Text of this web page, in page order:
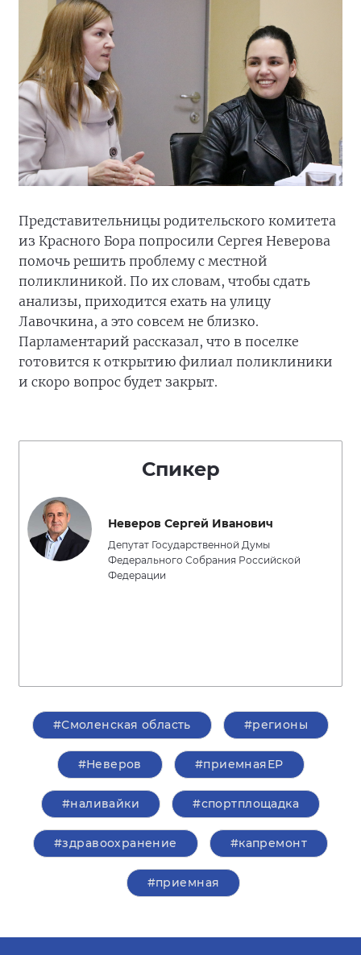
Представительницы родительского комитета
из Красного Бора попросили Сергея Неверова
помочь решить проблему с местной
поликлиникой. По их словам, чтобы сдать
анализы, приходится ехать на улицу
Лавочкина, а это совсем не близко.
Парламентарий рассказал, что в поселке
готовится к открытию филиал поликлиники
и скоро вопрос будет закрыт.
Спикер
Неверов Сергей Иванович
Депутат Государственной Думы
Федерального Собрания Российской
Федерации
#Смоленская область #регионы
#Неверов #приемнаяЕР
#наливайки #спортплощадка
#здравоохранение #капремонт
#приемная